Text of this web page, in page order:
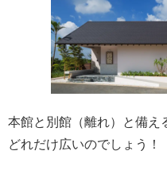
本館と別館（離れ）と備え
どれだけ広いのでしょう！